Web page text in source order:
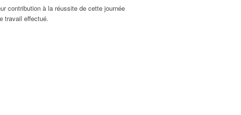
contribution à la réussite de cette journée
travail effectué.